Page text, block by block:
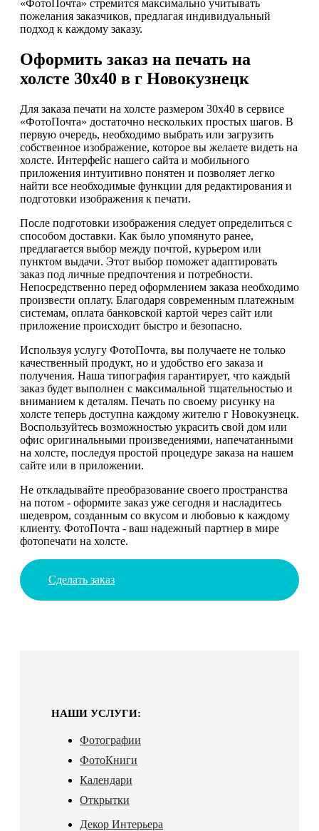
«ФотоПочта» стремится максимально учитывать
пожелания заказчиков, предлагая индивидуальный
подход к каждому заказу.
Оформить заказ на печать на
холсте 30х40 в г Новокузнецк
Для заказа печати на холсте размером 30х40 в сервисе
«ФотоПочта» достаточно нескольких простых шагов. В
первую очередь, необходимо выбрать или загрузить
собственное изображение, которое вы желаете видеть на
холсте. Интерфейс нашего сайта и мобильного
приложения интуитивно понятен и позволяет легко
найти все необходимые функции для редактирования и
подготовки изображения к печати.
После подготовки изображения следует определиться с
способом доставки. Как было упомянуто ранее,
предлагается выбор между почтой, курьером или
пунктом выдачи. Этот выбор поможет адаптировать
заказ под личные предпочтения и потребности.
Непосредственно перед оформлением заказа необходимо
произвести оплату. Благодаря современным платежным
системам, оплата банковской картой через сайт или
приложение происходит быстро и безопасно.
Используя услугу ФотоПочта, вы получаете не только
качественный продукт, но и удобство его заказа и
получения. Наша типография гарантирует, что каждый
заказ будет выполнен с максимальной тщательностью и
вниманием к деталям. Печать по своему рисунку на
холсте теперь доступна каждому жителю г Новокузнецк.
Воспользуйтесь возможностью украсить свой дом или
офис оригинальными произведениями, напечатанными
на холсте, последуя простой процедуре заказа на нашем
сайте или в приложении.
Не откладывайте преобразование своего пространства
на потом - оформите заказ уже сегодня и насладитесь
шедевром, созданным со вкусом и любовью к каждому
клиенту. ФотоПочта - ваш надежный партнер в мире
фотопечати на холсте.
Сделать заказ
НАШИ УСЛУГИ:
Фотографии
ФотоКниги
Календари
Открытки
Декор Интерьера